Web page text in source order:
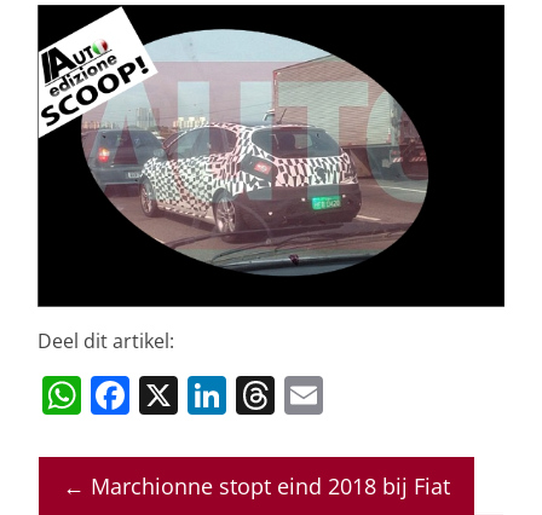
Deel dit artikel:
W
at
F
c
X Li
k
T
re ai
← Marchionne stopt eind 2018 bij Fiat